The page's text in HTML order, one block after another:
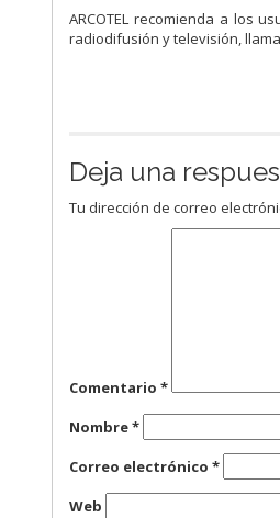
ARCOTEL recomienda a los
radiodifusión y televisión,
Deja una
Tu dirección de correo
Comentario*
Nombre*
Correo electrónico*
Web